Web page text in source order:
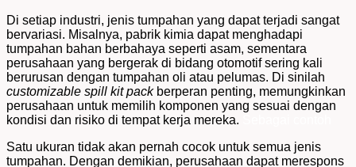
Di setiap industri, jenis tumpahan yang dapat terjadi sangat
bervariasi. Misalnya, pabrik kimia dapat menghadapi
tumpahan bahan berbahaya seperti asam, sementara
perusahaan yang bergerak di bidang otomotif sering kali
berurusan dengan tumpahan oli atau pelumas. Di sinilah
customizable spill kit packberperan penting, memungkinkan
perusahaan untuk memilih komponen yang sesuai dengan
kondisi dan risiko di tempat kerja mereka.
Satu ukuran tidak akan pernah cocok untuk semua jenis
tumpahan. Dengan demikian, perusahaan dapat merespons